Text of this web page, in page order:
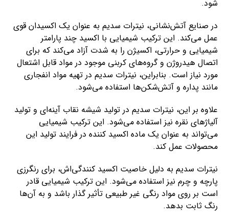
شود.
در صنایع آتش‌نشانی، نیترات سدیم به عنوان یک اکسیدان قوی
عمل می‌کند. این ترکیب شیمیایی با اکسید چند پارامتر
شیمیایی و حرارتی، اکسیژن را به شدت آزاد می‌کند که برای
اتصال هیدروژن و گروه‌های کربنی موجود در مواد قابل اشتعال
مورد نیاز است. بنابراین، نیترات سدیم در تهیه مواد انفجاری
مانند پداره و آتش‌شکن‌ها استفاده می‌شود.
علاوه بر این، نیترات سدیم در تولید شیشه نقاب آینه‌ای و تولید
آلیاژهای نقره نیز استفاده می‌شود. این ترکیب شیمیایی
می‌تواند به عنوان یک ماده اکسید کننده در فرایند تولید این
محصولات عمل کند.
نیترات سدیم به دلیل خاصیت اکسید کنندگی‌اش، برای رنگرزی
پارچه و چرم نیز استفاده می‌شود. این ترکیب شیمیایی قادر
است بر روی مواد رنگی غیر طبیعی تأثیر گذار باشد و به آن‌ها
رنگ ثابت بدهد.